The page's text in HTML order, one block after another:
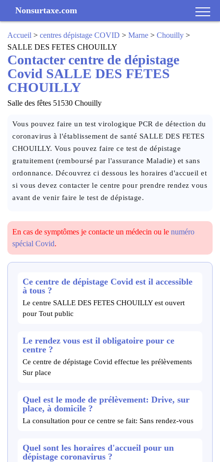
Nonsurtaxe.com
Accueil > centres dépistage COVID > Marne > Chouilly >
SALLE DES FETES CHOUILLY
Contacter centre de dépistage
Covid SALLE DES FETES
CHOUILLY
Salle des fêtes 51530 Chouilly
Vous pouvez faire un test virologique PCR de détection du
coronavirus à l'établissement de santé SALLE DES FETES
CHOUILLY. Vous pouvez faire ce test de dépistage
gratuitement (remboursé par l'assurance Maladie) et sans
ordonnance. Découvrez ci dessous les horaires d'accueil et
si vous devez contacter le centre pour prendre rendez vous
avant de venir faire le test de dépistage.
En cas de symptômes je contacte un médecin ou le numéro
spécial Covid.
Ce centre de dépistage Covid est il accessible
à tous ?
Le centre SALLE DES FETES CHOUILLY est ouvert
pour Tout public
Le rendez vous est il obligatoire pour ce
centre ?
Ce centre de dépistage Covid effectue les prélèvements
Sur place
Quel est le mode de prélèvement: Drive, sur
place, à domicile ?
La consultation pour ce centre se fait: Sans rendez-vous
Quel sont les horaires d'accueil pour un
dépistage coronavirus ?